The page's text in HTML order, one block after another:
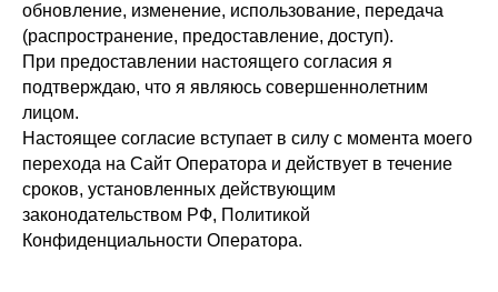
обновление, изменение, использование, передача
(распространение, предоставление, доступ).
При предоставлении настоящего согласия я
подтверждаю, что я являюсь совершеннолетним
лицом.
Настоящее согласие вступает в силу с момента моего
перехода на Сайт Оператора и действует в течение
сроков, установленных действующим
законодательством РФ, Политикой
Конфиденциальности Оператора.